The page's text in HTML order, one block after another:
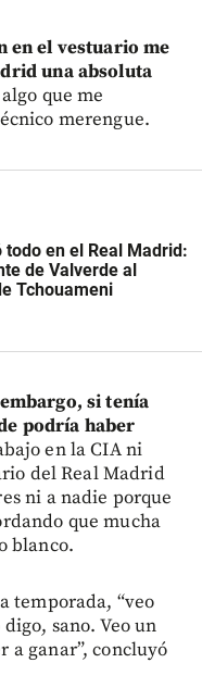
en el vestuario me
una absoluta
que me
merengue.
todo en el Real Madrid:
de Valverde al
Tchouameni
si tenía
podría haber
en la CIA ni
del Real Madrid
ni a nadie porque
que mucha
blanco.
temporada, “veo
sano. Veo un
a ganar”, concluyó